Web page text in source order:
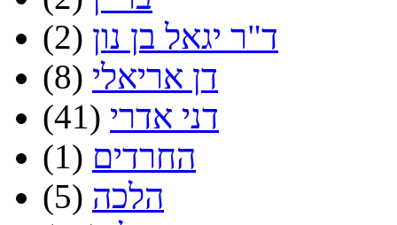
ד"ר יגאל בן נון (2)
דן אריאלי (8)
דני אדרי (41)
החרדים (1)
הלכה (5)